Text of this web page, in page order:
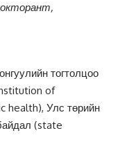
,
тогтолцоо
of
health), Улс төрийн
(state